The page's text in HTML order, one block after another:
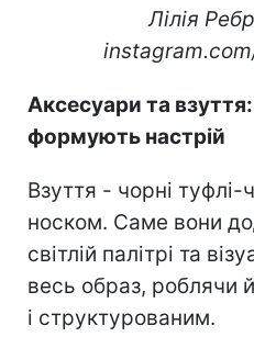
Лілія
Аксесуари та
формують настрій
Взуття - чорні
носком. Саме вони
світлій палітрі та
весь образ, роблячи
і структурованим.